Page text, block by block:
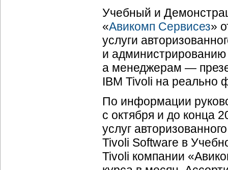
Учебный и
«Авикомп Сервисез»
услуги
и администрированию
а менеджерам —
IBM Tivoli на реально
По информации
с октября и до конца
услуг
Tivoli Software в
Tivoli компании